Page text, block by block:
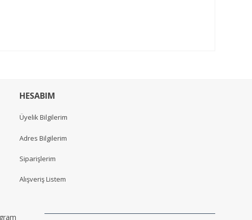
HESABIM
Üyelik Bilgilerim
Adres Bilgilerim
Siparişlerim
Alışveriş Listem